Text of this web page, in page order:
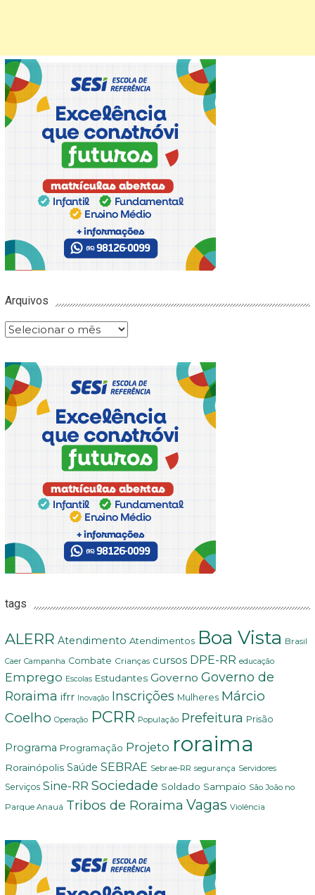
Arquivos
Arquivos
tags
ALERR Atendimento Atendimentos Boa Vista Brasil
Caer Campanha Combate Crianças cursos DPE-RR educação
Emprego Escolas Estudantes Governo Governo de
Roraima ifrr Inovação Inscrições Mulheres Márcio
Coelho Operação PCRR População Prefeitura Prisão
Programa Programação Projeto roraima
Rorainópolis Saúde SEBRAE Sebrae-RR segurança Servidores
Serviços Sine-RR Sociedade Soldado Sampaio São João no
Parque Anauá Tribos de Roraima Vagas Violência